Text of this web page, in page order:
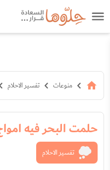
منوعات تفسير الاحلام
حلمت البحر فيه
تفسير الاحلام